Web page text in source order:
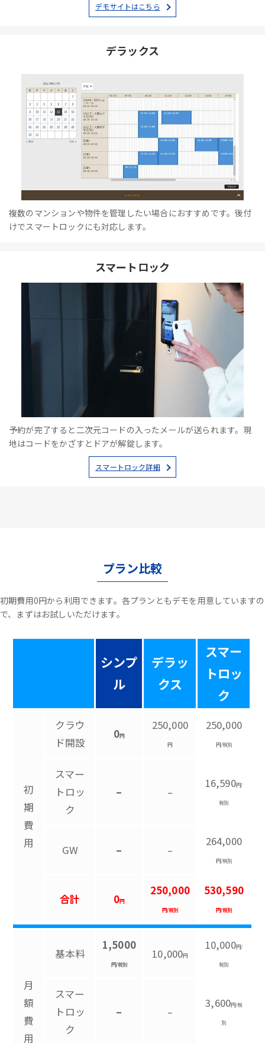
デモサイトはこちら
デラックス
複数のマンションや物件を管理したい場合におすすめです。後付
けでスマートロックにも対応します。
スマートロック
予約が完了すると二次元コードの入ったメールが送られます。現
地はコードをかざすとドアが解錠します。
スマートロック詳細
プラン比較
初期費用0円から利用できます。各プランともデモを用意していますの
で、まずはお試しいただけます。
シンプ
ル
デラッ
クス
スマー
トロッ
ク
初
期
費
用
クラウ
ド開設
0円
250,000
円
250,000
円/税別
スマー
トロッ
ク
– –
16,590円/
税別
GW – –
264,000
円/税別
合計 0円
250,000
円/税別
530,590
円/税別
月
額
費
用
基本料
1,5000
円/税別
10,000円
10,000円/
税別
スマー
トロッ
ク
– –
3,600円/税
別